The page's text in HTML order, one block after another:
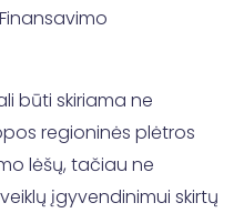
būti skiriama ne
regioninės plėtros
lėšų, tačiau ne
įgyvendinimui skirtų